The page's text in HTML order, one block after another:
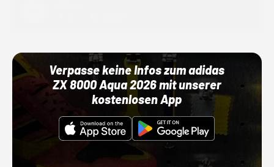
Verpasse keine Infos zum adidas
ZX 8000 Aqua 2026 mit unserer
kostenlosen App